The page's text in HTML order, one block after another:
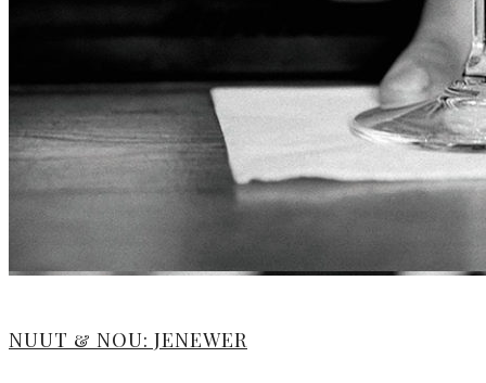
NUUT & NOU: JENEWER